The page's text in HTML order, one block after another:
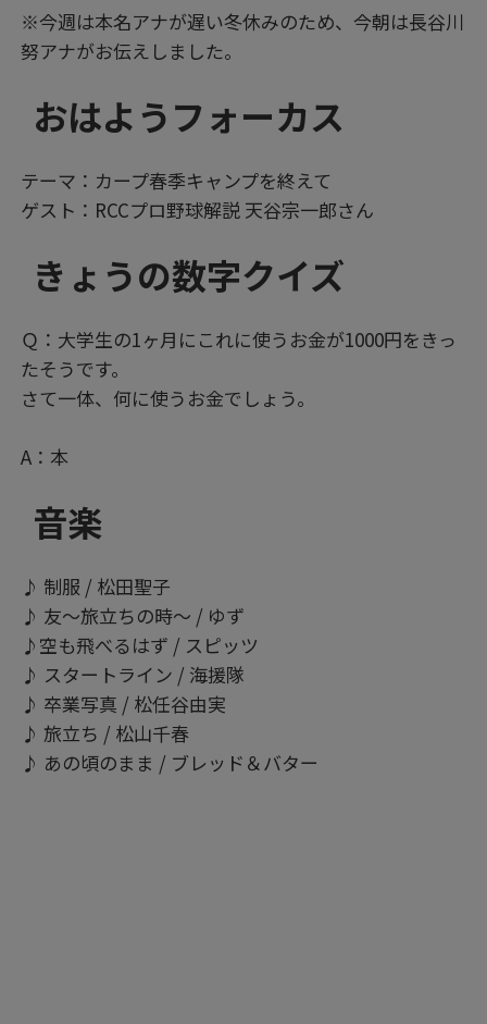
※今週は本名アナが遅い冬休みのため、今朝は長谷川
努アナがお伝えしました。
おはようフォーカス
テーマ：カープ春季キャンプを終えて
ゲスト：RCCプロ野球解説 天谷宗一郎さん
きょうの数字クイズ
Ｑ：大学生の1ヶ月にこれに使うお金が1000円をきっ
たそうです。
さて一体、何に使うお金でしょう。
A：本
音楽
♪ 制服 / 松田聖子
♪ 友～旅立ちの時～ / ゆず
♪空も飛べるはず / スピッツ
♪ スタートライン / 海援隊
♪ 卒業写真 / 松任谷由実
♪ 旅立ち / 松山千春
♪ あの頃のまま / ブレッド＆バター